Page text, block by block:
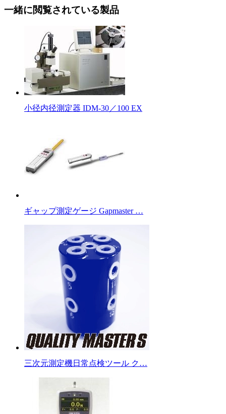
一緒に閲覧されている製品
小径内径測定器 IDM-30／100 EX
ギャップ測定ゲージ Gapmaster …
三次元測定機日常点検ツール ク…